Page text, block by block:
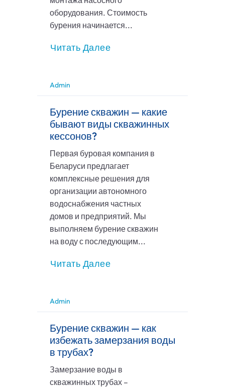
оборудования. Стоимость
бурения начинается...
Читать Далее
Admin
Бурение скважин — какие
бывают виды скважинных
кессонов?
Первая буровая компания в
Беларуси предлагает
комплексные решения для
организации автономного
водоснабжения частных
домов и предприятий. Мы
выполняем бурение скважин
на воду с последующим...
Читать Далее
Admin
Бурение скважин — как
избежать замерзания воды
в трубах?
Замерзание воды в
скважинных трубах –